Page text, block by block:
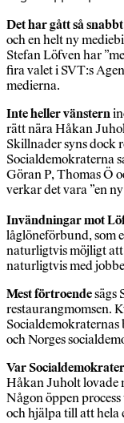
Det har gått så snabbt
och en helt ny
Stefan Löfven har
fira valet i SVT:s
medierna.
Inte heller vänstern
rätt nära Håkan
Skillnader syns dock
Socialdemokraterna
Göran P, Thomas Ö
verkar det vara ”en
Invändningar mot
låglöneförbund, som
naturligtvis möjligt
naturligtvis med
Mest förtroendesägs
restaurangmomsen.
Socialdemokraternas
och Norges
Var
Håkan Juholt lovade
Någon öppen
och hjälpa till att hela